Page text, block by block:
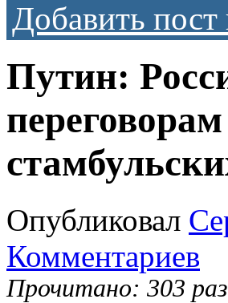
Добавить пост
Путин:
Опубликовал
Комментариев
Прочитано: 303